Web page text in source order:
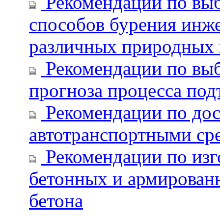
способов бурения
различных природных
Рекомендации по
прогноза процесса
Рекомендации по
автотранспортными
Рекомендации по
бетонных и
бетона